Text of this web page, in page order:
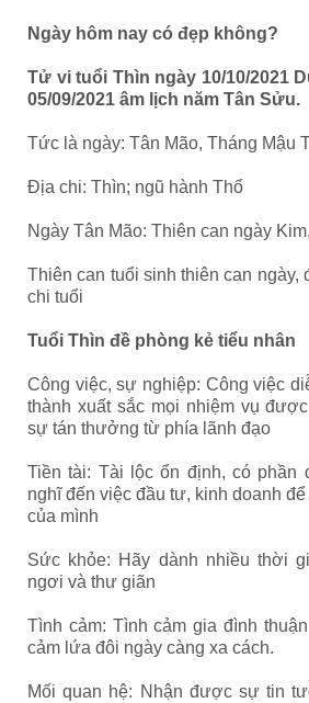
Ngày hôm nay có đẹp không?
Tử vi tuổi Thìn ngày 10/10/2021
05/09/2021 âm lịch năm Tân Sửu.
Tức là ngày: Tân Mão, Tháng Mậu
Địa chi: Thìn; ngũ hành Thổ
Ngày Tân Mão: Thiên can ngày
Thiên can tuổi sinh thiên can ngày,
chi tuổi
Tuổi Thìn đề phòng kẻ tiểu nhân
Công việc, sự nghiệp: Công việc
thành xuất sắc mọi nhiệm vụ
sự tán thưởng từ phía lãnh đạo
Tiền tài: Tài lộc ổn định, có phần
nghĩ đến việc đầu tư, kinh doanh
của mình
Sức khỏe: Hãy dành nhiều thời
ngơi và thư giãn
Tình cảm: Tình cảm gia đình
cảm lứa đôi ngày càng xa cách.
Mối quan hệ: Nhận được sự tin